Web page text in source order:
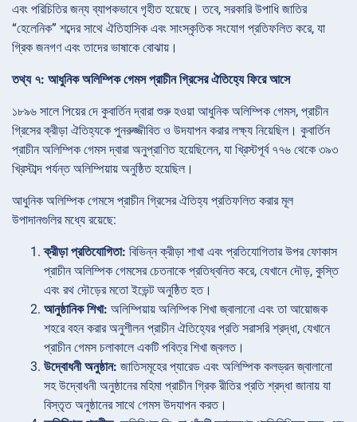
এবং পরিচিতির জন্য ব্যাপকভাবে গৃহীত হয়েছে। তবে, সরকারি উপাধি জাতির
“হেলেনিক” শব্দের সাথে ঐতিহাসিক এবং সাংস্কৃতিক সংযোগ প্রতিফলিত করে, যা
গ্রিক জনগণ এবং তাদের ভাষাকে বোঝায়।
তথ্য ৭: আধুনিক অলিম্পিক গেমস প্রাচীন গ্রিসের ঐতিহ্যে ফিরে আসে
১৮৯৬ সালে পিয়ের দে কুবার্তিন দ্বারা শুরু হওয়া আধুনিক অলিম্পিক গেমস, প্রাচীন
গ্রিসের ক্রীড়া ঐতিহ্যকে পুনরুজ্জীবিত ও উদযাপন করার লক্ষ্য নিয়েছিল। কুবার্তিন
প্রাচীন অলিম্পিক গেমস দ্বারা অনুপ্রাণিত হয়েছিলেন, যা খ্রিস্টপূর্ব ৭৭৬ থেকে ৩৯৩
খ্রিস্টাব্দ পর্যন্ত অলিম্পিয়ায় অনুষ্ঠিত হয়েছিল।
আধুনিক অলিম্পিক গেমসে প্রাচীন গ্রিসের ঐতিহ্য প্রতিফলিত করার মূল
উপাদানগুলির মধ্যে রয়েছে:
ক্রীড়া প্রতিযোগিতা: বিভিন্ন ক্রীড়া শাখা এবং প্রতিযোগিতার উপর ফোকাস
প্রাচীন অলিম্পিক গেমসের চেতনাকে প্রতিধ্বনিত করে, যেখানে দৌড়, কুস্তি
এবং রথ দৌড়ের মতো ইভেন্ট অনুষ্ঠিত হত।
আনুষ্ঠানিক শিখা: অলিম্পিয়ায় অলিম্পিক শিখা জ্বালানো এবং তা আয়োজক
শহরে বহন করার অনুশীলন প্রাচীন ঐতিহ্যের প্রতি সরাসরি শ্রদ্ধা, যেখানে
প্রাচীন গেমস চলাকালে একটি পবিত্র শিখা জ্বলত।
উদ্বোধনী অনুষ্ঠান: জাতিসমূহের প্যারেড এবং অলিম্পিক কলড্রন জ্বালানো
সহ উদ্বোধনী অনুষ্ঠানের মহিমা প্রাচীন গ্রিক রীতির প্রতি শ্রদ্ধা জানায় যা
বিস্তৃত অনুষ্ঠানের সাথে গেমস উদযাপন করত।